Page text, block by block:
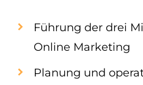
Führung der drei
Online Marketing
Planung und